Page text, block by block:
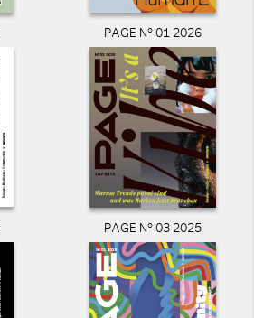
PAGE N° 01 2026
PAGE N° 03 2025